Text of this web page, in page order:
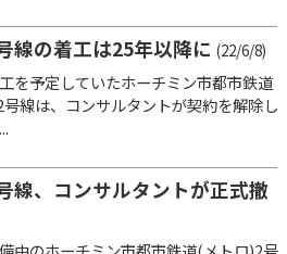
線の着工は25年以降に (22/6/8)
を予定していたホーチミン市都市鉄道
線は、コンサルタントが契約を解除し
線、コンサルタントが正式撤